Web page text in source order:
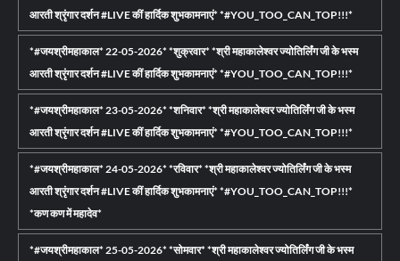
आरती श्रृंगार दर्शन #LIVE कीं हार्दिक शुभकामनाएं* *#YOU_TOO_CAN_TOP!!!*
*#जयश्रीमहाकाल* 22-05-2026* *शुक्रवार* *श्री महाकालेश्वर ज्योतिर्लिंग जी के भस्म
आरती श्रृंगार दर्शन #LIVE कीं हार्दिक शुभकामनाएं* *#YOU_TOO_CAN_TOP!!!*
*#जयश्रीमहाकाल* 23-05-2026* *शनिवार* *श्री महाकालेश्वर ज्योतिर्लिंग जी के भस्म
आरती श्रृंगार दर्शन #LIVE कीं हार्दिक शुभकामनाएं* *#YOU_TOO_CAN_TOP!!!*
*#जयश्रीमहाकाल* 24-05-2026* *रविवार* *श्री महाकालेश्वर ज्योतिर्लिंग जी के भस्म
आरती श्रृंगार दर्शन #LIVE कीं हार्दिक शुभकामनाएं* *#YOU_TOO_CAN_TOP!!!*
*कण कण में महादेव*
*#जयश्रीमहाकाल* 25-05-2026* *सोमवार* *श्री महाकालेश्वर ज्योतिर्लिंग जी के भस्म